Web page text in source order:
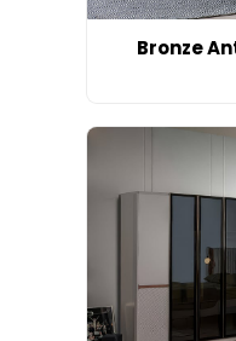
Bronze